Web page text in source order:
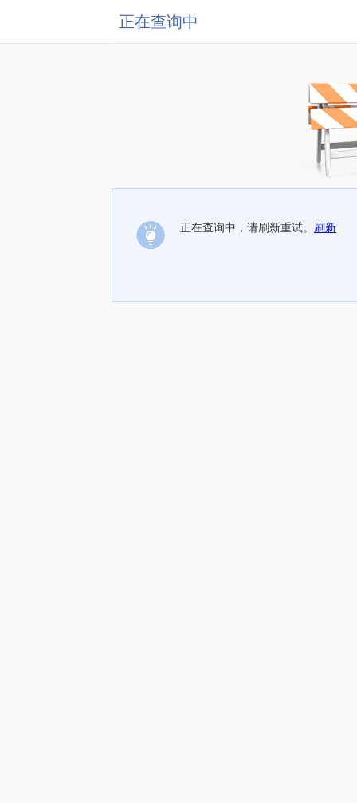
正在查询中
正在查询中，请刷新重试。 刷新